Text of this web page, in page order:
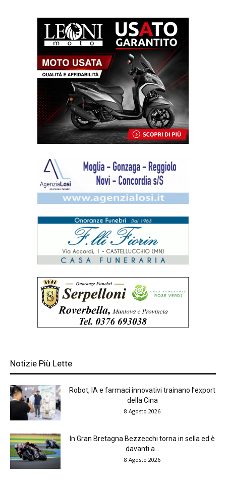
Notizie Più Lette
Robot, IA e farmaci innovativi trainano l’export
della Cina
8 Agosto 2026
In Gran Bretagna Bezzecchi torna in sella ed è
davanti a...
8 Agosto 2026